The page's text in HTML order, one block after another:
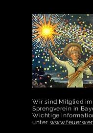
Wir sind Mitglied im
Sprengverein in
Wichtige
unter